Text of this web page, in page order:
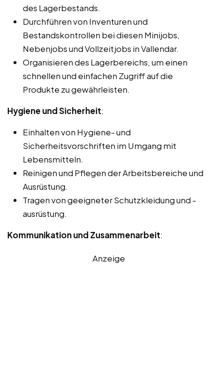
des Lagerbestands.
Durchführen von Inventuren und
Bestandskontrollen bei diesen Minijobs,
Nebenjobs und Vollzeitjobs in Vallendar.
Organisieren des Lagerbereichs, um einen
schnellen und einfachen Zugriff auf die
Produkte zu gewährleisten.
Hygiene und Sicherheit:
Einhalten von Hygiene- und
Sicherheitsvorschriften im Umgang mit
Lebensmitteln.
Reinigen und Pflegen der Arbeitsbereiche und
Ausrüstung.
Tragen von geeigneter Schutzkleidung und -
ausrüstung.
Kommunikation und Zusammenarbeit:
Anzeige